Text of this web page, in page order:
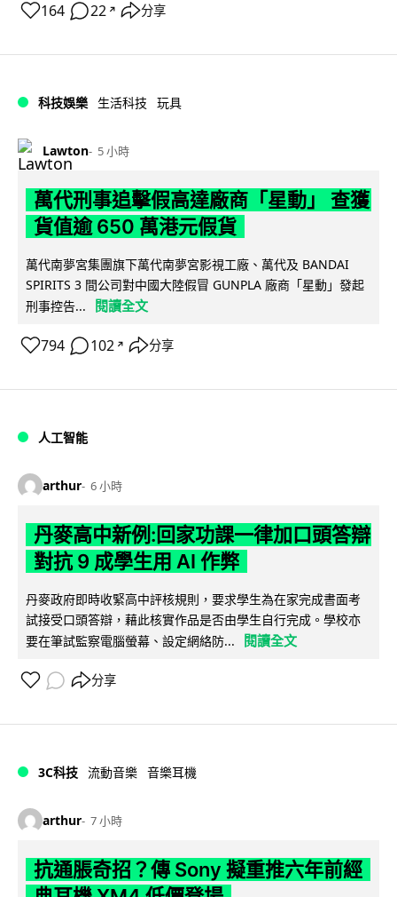
164 22 ↗ 分享
科技娛樂 生活科技 玩具
Lawton 5 小時
萬代刑事追擊假高達廠商「星動」 查獲
貨值逾 650 萬港元假貨
萬代南夢宮集團旗下萬代南夢宮影視工廠、萬代及 BANDAI
SPIRITS 3 間公司對中國大陸假冒 GUNPLA 廠商「星動」發起
刑事控告...
閱讀全文
794 102 ↗ 分享
人工智能
arthur 6 小時
丹麥高中新例:回家功課一律加口頭答辯
對抗 9 成學生用 AI 作弊
丹麥政府即時收緊高中評核規則，要求學生為在家完成書面考
試接受口頭答辯，藉此核實作品是否由學生自行完成。學校亦
要在筆試監察電腦螢幕、設定網絡防...
閱讀全文
分享
3C科技 流動音樂 音樂耳機
arthur 7 小時
抗通脹奇招？傳 Sony 擬重推六年前經